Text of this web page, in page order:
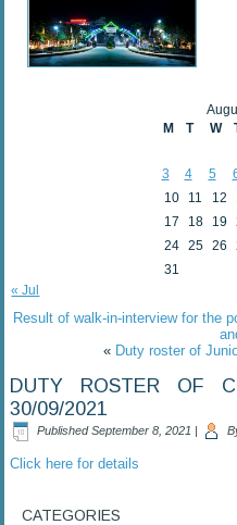
M
T W
3
4 5
10
11 12
17
18 19
24 25 26
31
« Jul
Result of walk-in-interview for the
« Duty roster of
DUTY ROSTER OF
30/09/2021
Published September 8, 2021 |
Click here for details
CATEGORIES